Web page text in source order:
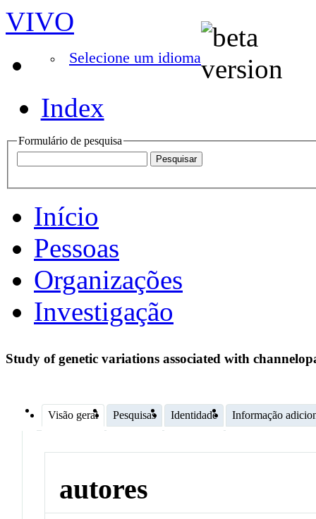
VIVO
Selecione um idioma
Index
Formulário de pesquisa
Início
Pessoas
Organizações
Investigação
Study of genetic variations associated with
Visão geral Pesquisas Identidade Informação
autores